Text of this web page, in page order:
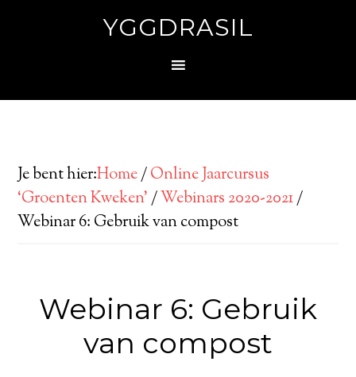
YGGDRASIL
Je bent hier:Home/Online Jaarcursus
‘Groenten Kweken’/Webinars 2020-2021/
Webinar 6: Gebruik van compost
Webinar 6: Gebruik
van compost